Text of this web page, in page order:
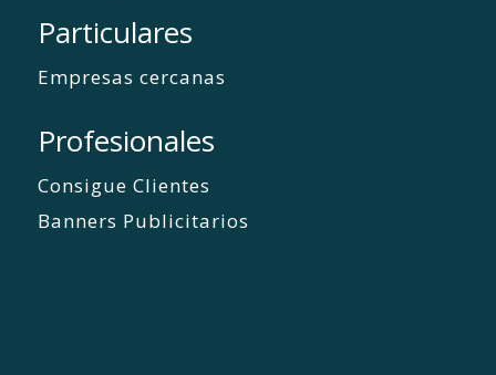
Particulares
Empresas cercanas
Profesionales
Consigue Clientes
Banners Publicitarios